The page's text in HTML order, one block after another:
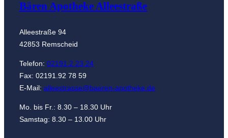
Bären Apotheke Alleestraße
Alleestraße 94
42853 Remscheid
Telefon: 02191.2 23 24
Fax: 02191.92 78 59
E-Mail: alleestrasse@baeren-apotheke.de
Mo. bis Fr.: 8.30 – 18.30 Uhr
Samstag: 8.30 – 13.00 Uhr